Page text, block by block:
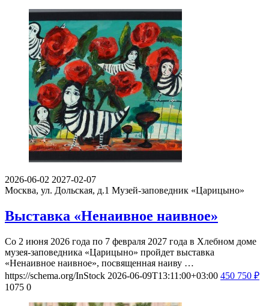
2026-06-02 2027-02-07
Москва, ул. Дольская, д.1 Музей-заповедник «Царицыно»
Выставка «Ненаивное наивное»
Со 2 июня 2026 года по 7 февраля 2027 года в Хлебном доме
музея-заповедника «Царицыно» пройдет выставка
«Ненаивное наивное», посвященная наиву …
https://schema.org/InStock 2026-06-09T13:11:00+03:00 450 750 ₽
1075 0